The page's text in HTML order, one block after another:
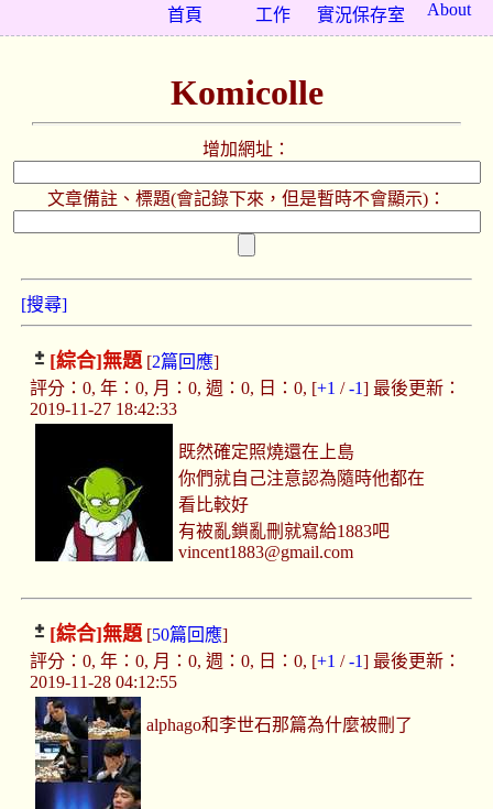
About
實況保存室
工作
首頁
Komicolle
增加網址：
文章備註、標題(會記錄下來，但是暫時不會顯示)：
[搜尋]
[綜合]無題[2篇回應]
評分：0, 年：0, 月：0, 週：0, 日：0, [+1 /-1] 最後更新：
2019-11-27 18:42:33
既然確定照燒還在上島
你們就自己注意認為隨時他都在
看比較好
有被亂鎖亂刪就寫給1883吧
vincent1883@gmail.com
[綜合]無題[50篇回應]
評分：0, 年：0, 月：0, 週：0, 日：0, [+1 /-1] 最後更新：
2019-11-28 04:12:55
alphago和李世石那篇為什麼被刪了